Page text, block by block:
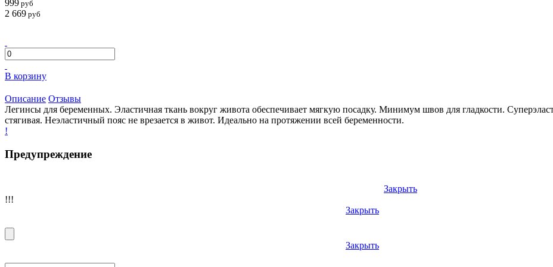
999 руб
2 669 руб
В корзину
Описание Отзывы
Легинсы для беременных. Эластичная ткань вокруг живота обеспечивает мягкую посадку. Минимум швов для гладкости.
стягивая. Неэластичный пояс не врезается в живот. Идеально на протяжении всей беременности.
!
Предупреждение
Закрыть
!!!
Закрыть
Закрыть